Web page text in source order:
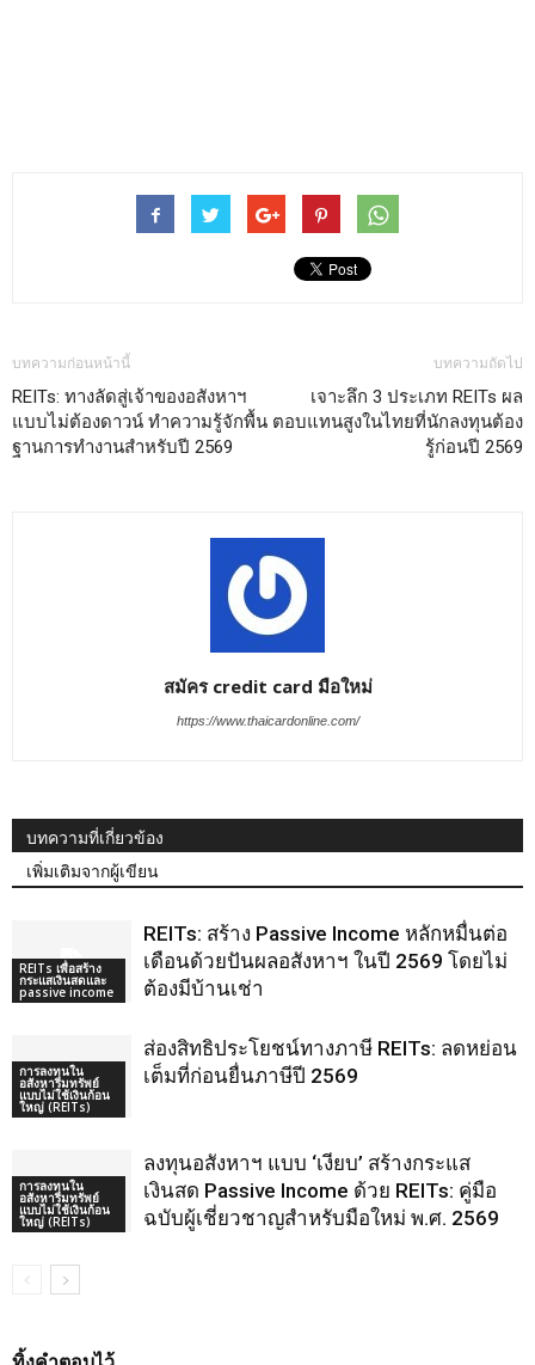
บทความก่อนหน้านี้
REITs: ทางลัดสู่เจ้าของอสังหาฯ
แบบไม่ต้องดาวน์ ทำความรู้จักพื้น
ฐานการทำงานสำหรับปี 2569
บทความถัดไป
เจาะลึก 3 ประเภท REITs ผล
ตอบแทนสูงในไทยที่นักลงทุนต้อง
รู้ก่อนปี 2569
สมัคร credit card มือใหม่
https://www.thaicardonline.com/
บทความที่เกี่ยวข้อง
เพิ่มเติมจากผู้เขียน
REITs เพื่อสร้าง
กระแสเงินสดและ
passive income
REITs: สร้าง Passive Income หลักหมื่นต่อ
เดือนด้วยปันผลอสังหาฯ ในปี 2569 โดยไม่
ต้องมีบ้านเช่า
การลงทุนใน
อสังหาริมทรัพย์
แบบไม่ใช้เงินก้อน
ใหญ่ (REITs)
ส่องสิทธิประโยชน์ทางภาษี REITs: ลดหย่อน
เต็มที่ก่อนยื่นภาษีปี 2569
การลงทุนใน
อสังหาริมทรัพย์
แบบไม่ใช้เงินก้อน
ใหญ่ (REITs)
ลงทุนอสังหาฯ แบบ ‘เงียบ’ สร้างกระแส
เงินสด Passive Income ด้วย REITs: คู่มือ
ฉบับผู้เชี่ยวชาญสำหรับมือใหม่ พ.ศ. 2569